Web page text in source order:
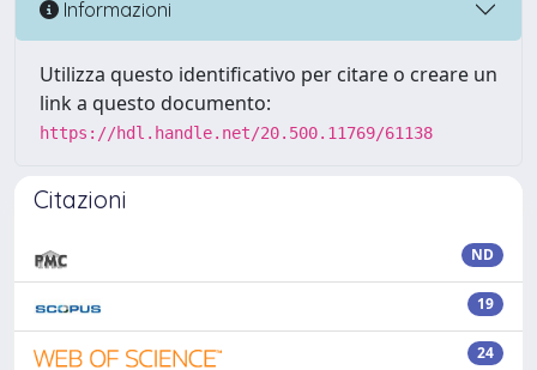
Informazioni
Utilizza questo identificativo per citare o creare un
link a questo documento:
https://hdl.handle.net/20.500.11769/61138
Citazioni
ND
19
24